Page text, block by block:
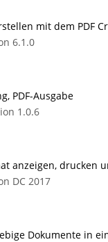
mit dem PDF
6.1.0
PDF-Ausgabe
1.0.6
anzeigen, drucken
DC 2017
Dokumente in